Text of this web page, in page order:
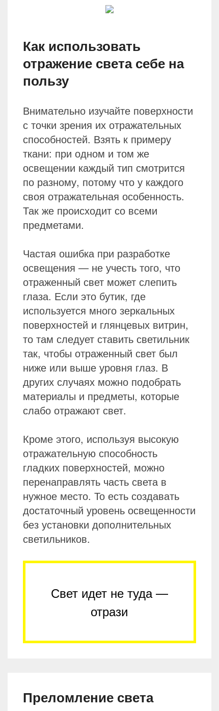
Как использовать
отражение света себе на
пользу
Внимательно изучайте поверхности
с точки зрения их отражательных
способностей. Взять к примеру
ткани: при одном и том же
освещении каждый тип смотрится
по разному, потому что у каждого
своя отражательная особенность.
Так же происходит со всеми
предметами.
Частая ошибка при разработке
освещения — не учесть того, что
отраженный свет может слепить
глаза. Если это бутик, где
используется много зеркальных
поверхностей и глянцевых витрин,
то там следует ставить светильник
так, чтобы отраженный свет был
ниже или выше уровня глаз. В
других случаях можно подобрать
материалы и предметы, которые
слабо отражают свет.
Кроме этого, используя высокую
отражательную способность
гладких поверхностей, можно
перенаправлять часть света в
нужное место. То есть создавать
достаточный уровень освещенности
без установки дополнительных
светильников.
Свет идет не туда —
отрази
Преломление света